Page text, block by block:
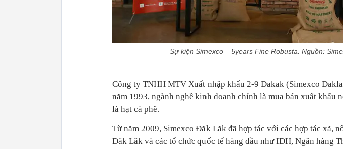
Sự kiện Simexco – 5years Fine Robusta. Nguồn:
Công ty TNHH MTV Xuất nhập khẩu 2-9 Dakak (Simexco
năm 1993, ngành nghề kinh doanh chính là mua bán xuất khẩu
là hạt cà phê.
Từ năm 2009, Simexco Đăk Lăk đã hợp tác với các hợp tác xã,
Đăk Lăk và các tổ chức quốc tế hàng đầu như IDH, Ngân hàng